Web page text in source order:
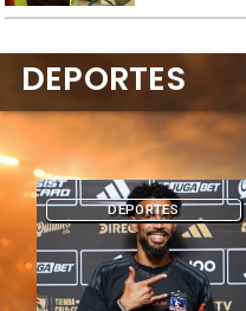
DEPORTES
DEPORTES